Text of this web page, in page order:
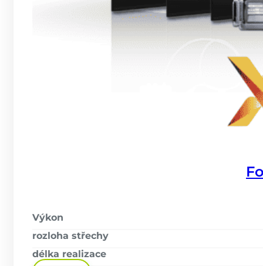
Výkon
rozloha střechy
délka realizace